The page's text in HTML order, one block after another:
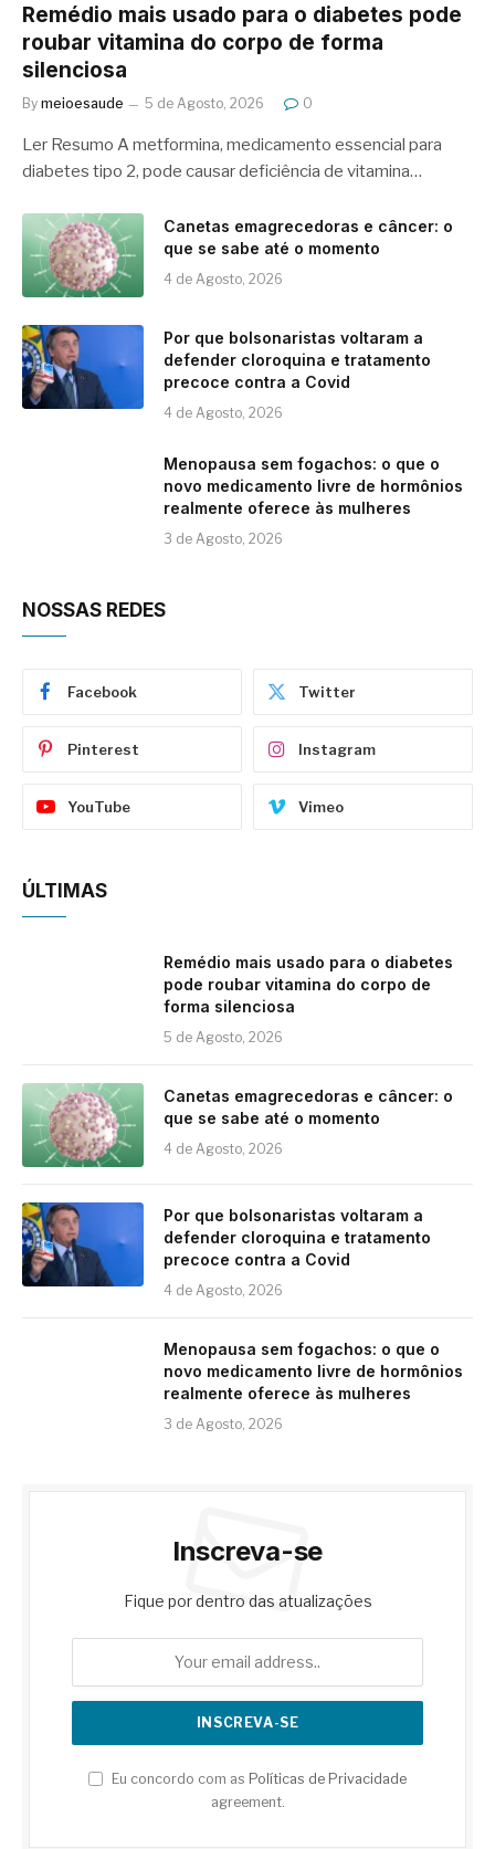
Remédio mais usado para o diabetes pode
roubar vitamina do corpo de forma
silenciosa
By meioesaude 5 de Agosto, 2026 0
Ler Resumo A metformina, medicamento essencial para
diabetes tipo 2, pode causar deficiência de vitamina…
Canetas emagrecedoras e câncer: o
que se sabe até o momento
4 de Agosto, 2026
Por que bolsonaristas voltaram a
defender cloroquina e tratamento
precoce contra a Covid
4 de Agosto, 2026
Menopausa sem fogachos: o que o
novo medicamento livre de hormônios
realmente oferece às mulheres
3 de Agosto, 2026
NOSSAS REDES
Facebook Twitter
Pinterest Instagram
YouTube Vimeo
ÚLTIMAS
Remédio mais usado para o diabetes
pode roubar vitamina do corpo de
forma silenciosa
5 de Agosto, 2026
Canetas emagrecedoras e câncer: o
que se sabe até o momento
4 de Agosto, 2026
Por que bolsonaristas voltaram a
defender cloroquina e tratamento
precoce contra a Covid
4 de Agosto, 2026
Menopausa sem fogachos: o que o
novo medicamento livre de hormônios
realmente oferece às mulheres
3 de Agosto, 2026
Inscreva-se
Fique por dentro das atualizações
Eu concordo com as Políticas de Privacidade
agreement.